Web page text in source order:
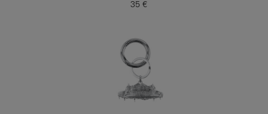
Prix ​​actuel
35 €